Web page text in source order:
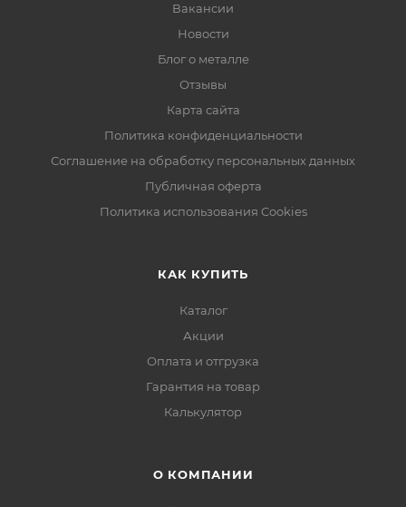
Вакансии
Новости
Блог о металле
Отзывы
Карта сайта
Политика конфиденциальности
Соглашение на обработку персональных данных
Публичная оферта
Политика использования Cookies
КАК КУПИТЬ
Каталог
Акции
Оплата и отгрузка
Гарантия на товар
Калькулятор
О КОМПАНИИ